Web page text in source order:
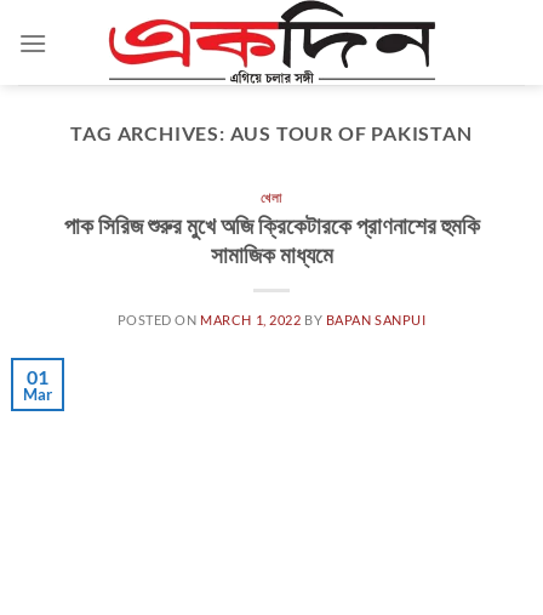
TAG ARCHIVES: AUS TOUR OF PAKISTAN
খেলা
পাক সিরিজ শুরুর মুখে অজি ক্রিকেটারকে প্রাণনাশের হুমকি
সামাজিক মাধ্যমে
POSTED ON MARCH 1, 2022 BY BAPAN SANPUI
01
Mar